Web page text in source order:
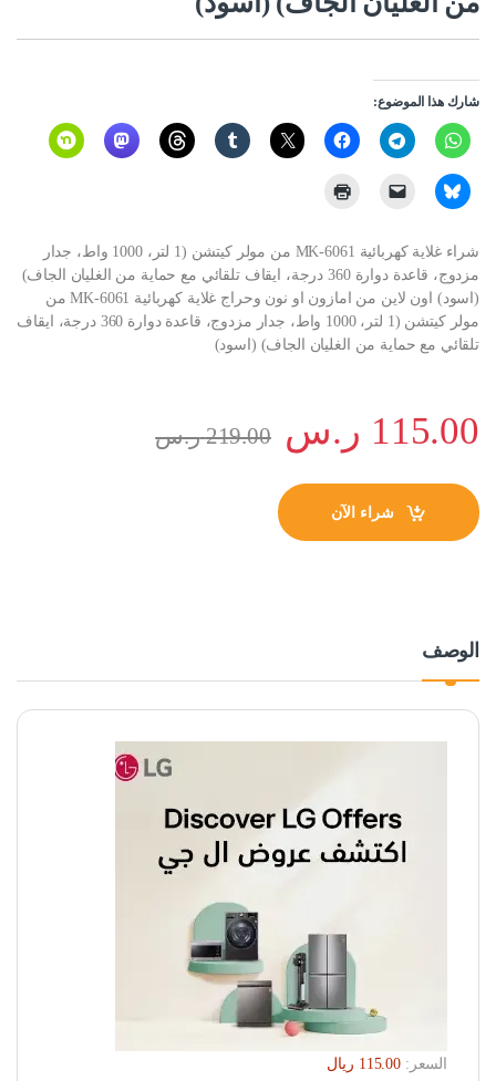
شارك هذا الموضوع:
شراء غلاية كهربائية MK-6061 من مولر كيتشن (1 لتر، 1000 واط، جدار
مزدوج، قاعدة دوارة 360 درجة، ايقاف تلقائي مع حماية من الغليان الجاف)
(اسود) اون لاين من امازون او نون وحراج غلاية كهربائية MK-6061 من
مولر كيتشن (1 لتر، 1000 واط، جدار مزدوج، قاعدة دوارة 360 درجة، ايقاف
تلقائي مع حماية من الغليان الجاف) (اسود)
115.00 ر.س 219.00 ر.س
شراء الآن
الوصف
السعر:
‏115.00 ريال